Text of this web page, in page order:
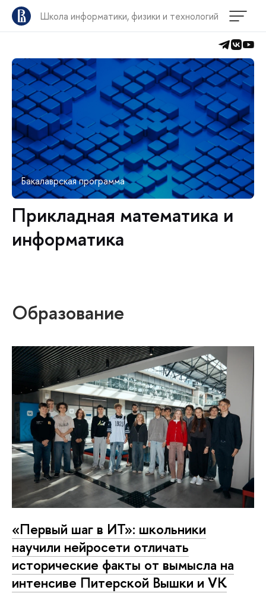
Школа информатики, физики и технологий
Бакалаврская программа
Прикладная математика и
информатика
Образование
«Первый шаг в ИТ»: школьники
научили нейросети отличать
исторические факты от вымысла на
интенсиве Питерской Вышки и VK